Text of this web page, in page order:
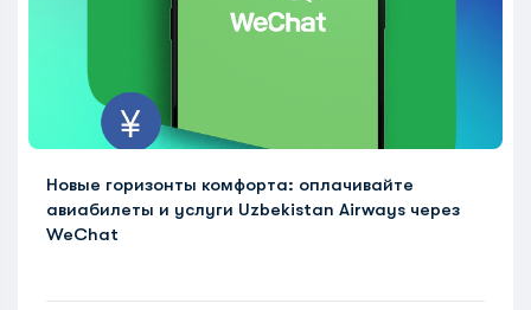
Новые горизонты комфорта: оплачивайте
авиабилеты и услуги Uzbekistan Airways через
WeChat